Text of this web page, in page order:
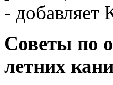
- добавляет
Советы по
летних